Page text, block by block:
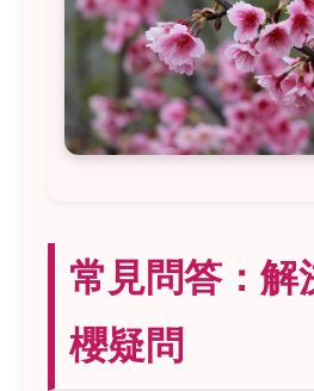
常見問答：解
櫻疑問